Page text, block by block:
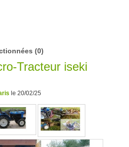
(0)
Tracteur iseki
le 20/02/25